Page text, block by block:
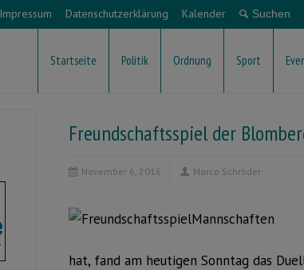
Impressum Datenschutzerklärung Kalender
Startseite Politik Ordnung Sport
Freundschaftsspiel der
November 6, 2016 Marco Schröder
hat, fand am heutigen Sonntag das